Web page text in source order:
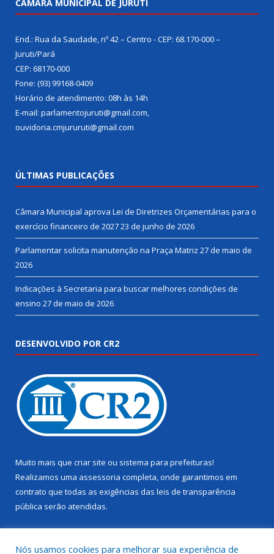
CÂMARA MUNICIPAL DE JURUTI
End.: Rua da Saudade, nº 42 – Centro - CEP: 68.170-000 –
Juruti/Pará
CEP: 68170-000
Fone: (93) 99168-0409
Horário de atendimento: 08h às 14h
E-mail: parlamentojuruti@gmail.com,
ouvidoria.cmjururuti@gmail.com
ÚLTIMAS PUBLICAÇÕES
Câmara Municipal aprova Lei de Diretrizes Orçamentárias para o
exercício financeiro de 202723 de junho de 2026
Parlamentar solicita manutenção na Praça Matriz 27 de maio de
2026
Indicações à Secretaria para buscar melhores condições de
ensino 27 de maio de 2026
DESENVOLVIDO POR CR2
Muito mais que criar site ou sistema para prefeituras!
Realizamos uma assessoria completa, onde garantimos em
contrato que todas as exigências das leis de transparência
pública serão atendidas.
Nós usamos cookies para melhorar sua experiência de